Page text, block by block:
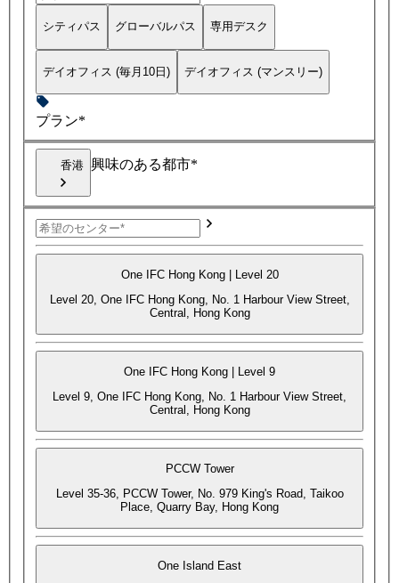
シティパス グローバルパス 専用デスク
デイオフィス (毎月10日) デイオフィス (マンスリー)
プラン*
香港 興味のある都市*
One IFC Hong Kong | Level 20
Level 20, One IFC Hong Kong, No. 1 Harbour View Street,
Central, Hong Kong
One IFC Hong Kong | Level 9
Level 9, One IFC Hong Kong, No. 1 Harbour View Street,
Central, Hong Kong
PCCW Tower
Level 35-36, PCCW Tower, No. 979 King's Road, Taikoo
Place, Quarry Bay, Hong Kong
One Island East